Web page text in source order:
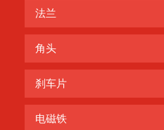
法兰
角头
刹车片
电磁铁